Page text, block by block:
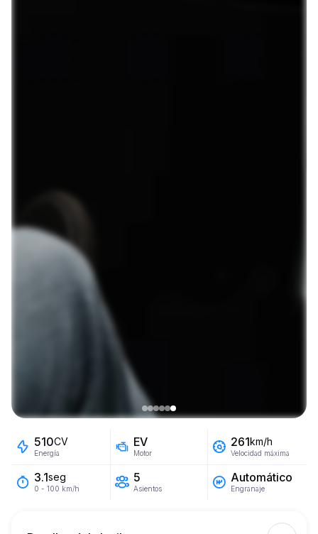
510CV
Energía
EV
Motor
261km/h
Velocidad máxima
3.1seg
0 - 100 km/h
5
Asientos
Automático
Engranaje